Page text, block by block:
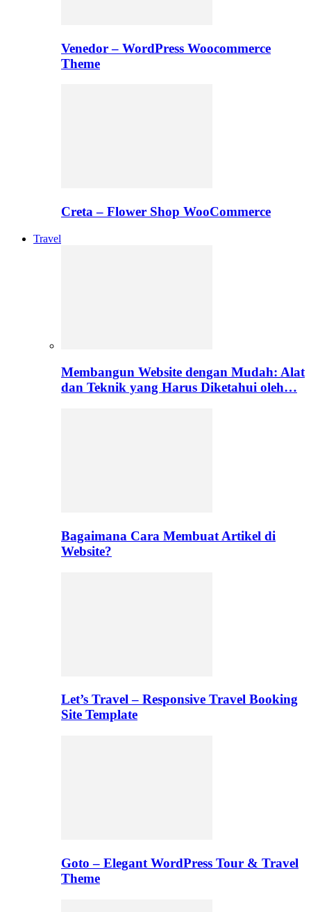
Venedor – WordPress Woocommerce
Theme
Creta – Flower Shop WooCommerce
Travel
Membangun Website dengan Mudah: Alat
dan Teknik yang Harus Diketahui oleh…
Bagaimana Cara Membuat Artikel di
Website?
Let’s Travel – Responsive Travel Booking
Site Template
Goto – Elegant WordPress Tour & Travel
Theme